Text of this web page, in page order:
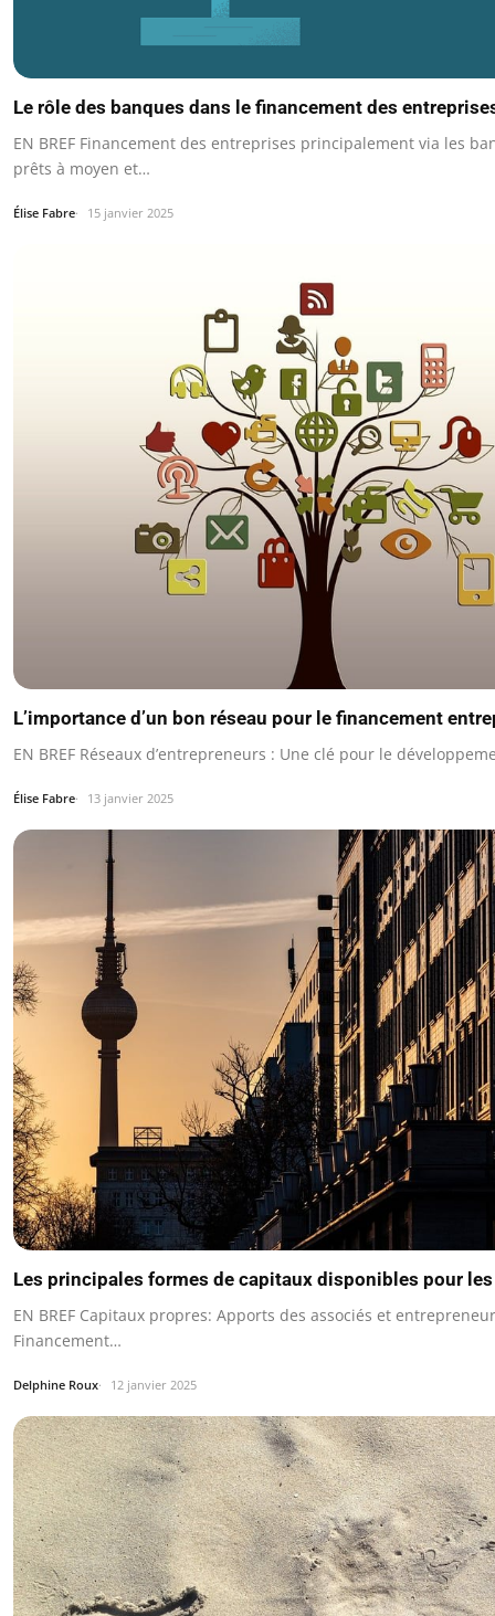
Le rôle des banques dans le financement des
EN BREF Financement des entreprises principalement via les
prêts à moyen et…
Élise Fabre 15 janvier 2025
L’importance d’un bon réseau pour le financement
EN BREF Réseaux d’entrepreneurs : Une clé pour le
Élise Fabre 13 janvier 2025
Les principales formes de capitaux disponibles pour
EN BREF Capitaux propres: Apports des associés et
Financement…
Delphine Roux 12 janvier 2025